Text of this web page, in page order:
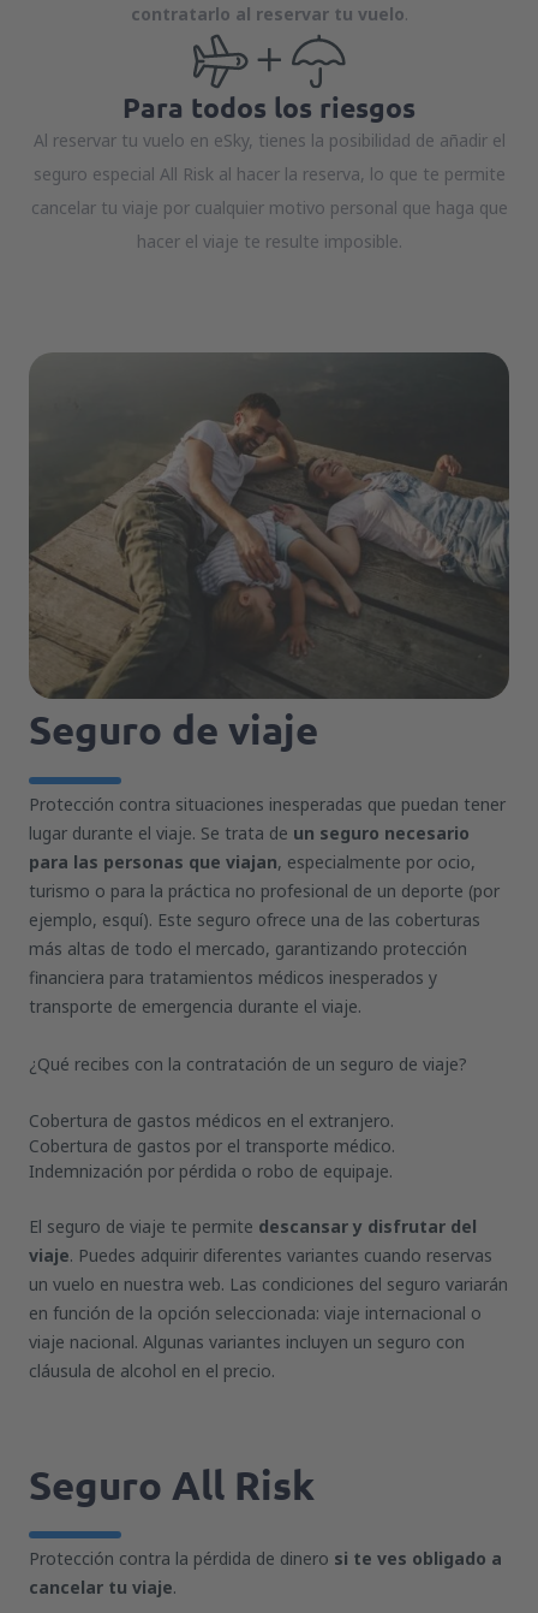
contratarlo al reservar tu vuelo.
Para todos los riesgos
Al reservar tu vuelo en eSky, tienes la posibilidad de añadir el
seguro especial All Risk al hacer la reserva, lo que te permite
cancelar tu viaje por cualquier motivo personal que haga que
hacer el viaje te resulte imposible.
Seguro de viaje
Protección contra situaciones inesperadas que puedan tener
lugar durante el viaje. Se trata de un seguro necesario
para las personas que viajan, especialmente por ocio,
turismo o para la práctica no profesional de un deporte (por
ejemplo, esquí). Este seguro ofrece una de las coberturas
más altas de todo el mercado, garantizando protección
financiera para tratamientos médicos inesperados y
transporte de emergencia durante el viaje.
¿Qué recibes con la contratación de un seguro de viaje?
Cobertura de gastos médicos en el extranjero.
Cobertura de gastos por el transporte médico.
Indemnización por pérdida o robo de equipaje.
El seguro de viaje te permite descansar y disfrutar del
viaje. Puedes adquirir diferentes variantes cuando reservas
un vuelo en nuestra web. Las condiciones del seguro variarán
en función de la opción seleccionada: viaje internacional o
viaje nacional. Algunas variantes incluyen un seguro con
cláusula de alcohol en el precio.
Seguro All Risk
Protección contra la pérdida de dinero si te ves obligado a
cancelar tu viaje.